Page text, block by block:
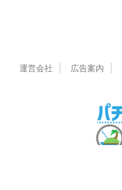
運営会社 広告案内